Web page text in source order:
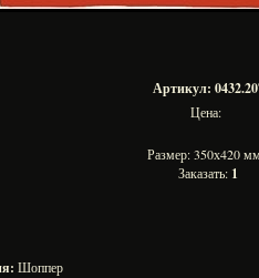
Артикул:
Цена:
Размер: 350х420
Заказать: 1
Шоппер